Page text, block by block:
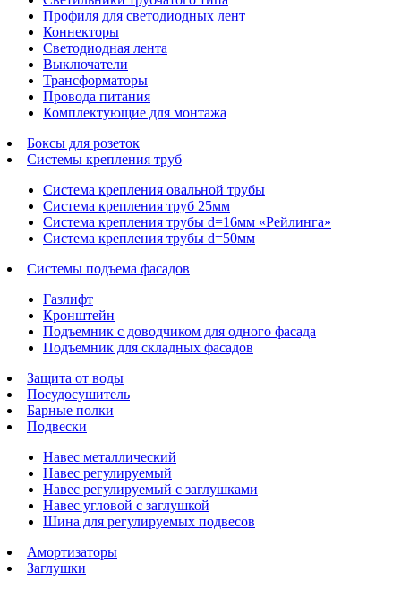
Профиля для светодиодных лент
Коннекторы
Светодиодная лента
Выключатели
Трансформаторы
Провода питания
Комплектующие для монтажа
Боксы для розеток
Системы крепления труб
Система крепления овальной трубы
Система крепления труб 25мм
Система крепления трубы d=16мм «Рейлинга»
Система крепления трубы d=50мм
Системы подъема фасадов
Газлифт
Кронштейн
Подъемник с доводчиком для одного фасада
Подъемник для складных фасадов
Защита от воды
Посудосушитель
Барные полки
Подвески
Навес металлический
Навес регулируемый
Навес регулируемый с заглушками
Навес угловой с заглушкой
Шина для регулируемых подвесов
Амортизаторы
Заглушки